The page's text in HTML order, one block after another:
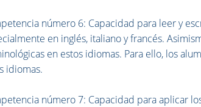
número 6: Capacidad para leer y
en inglés, italiano y francés.
en estos idiomas. Para ello, los
idiomas.
número 7: Capacidad para aplicar